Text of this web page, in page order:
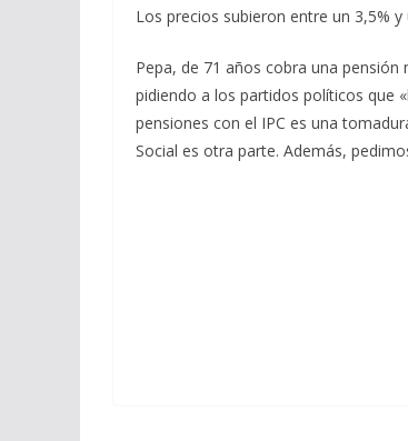
Los precios subieron entre un 3,5%
Pepa, de 71 años cobra una
pidiendo a los partidos políticos que
pensiones con el IPC es una
Social es otra parte. Además,